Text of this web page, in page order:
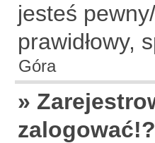
jesteś
prawidłowy,
Góra
»